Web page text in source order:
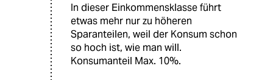
In dieser Einkommensklasse führt
etwas mehr nur zu höheren
Sparanteilen, weil der Konsum schon
so hoch ist, wie man will.
Konsumanteil Max. 10%.